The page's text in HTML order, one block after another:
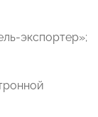
экспортер»;